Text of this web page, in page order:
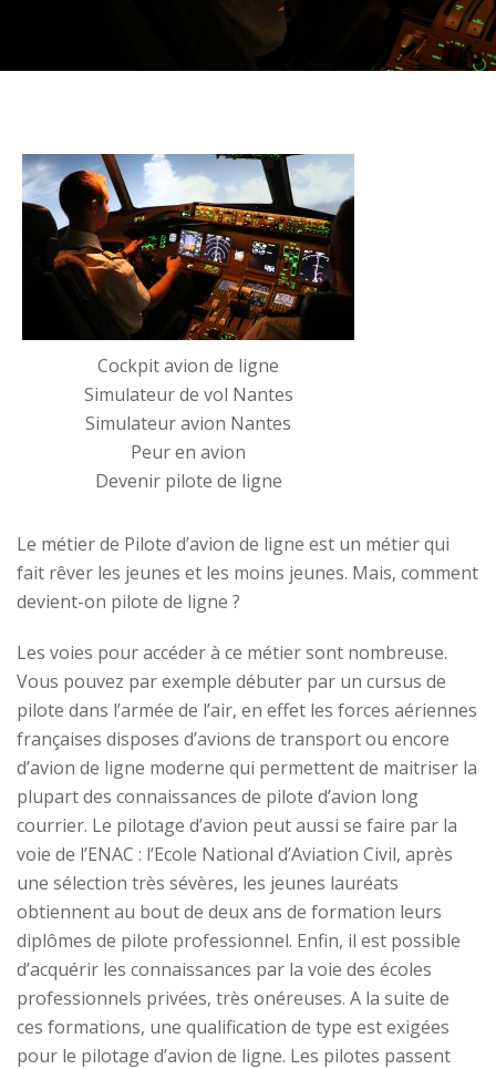
Cockpit avion de ligne
Simulateur de vol Nantes
Simulateur avion Nantes
Peur en avion
Devenir pilote de ligne
Le métier de Pilote d’avion de ligne est un métier qui
fait rêver les jeunes et les moins jeunes. Mais, comment
devient-on pilote de ligne ?
Les voies pour accéder à ce métier sont nombreuse.
Vous pouvez par exemple débuter par un cursus de
pilote dans l’armée de l’air, en effet les forces aériennes
françaises disposes d’avions de transport ou encore
d’avion de ligne moderne qui permettent de maitriser la
plupart des connaissances de pilote d’avion long
courrier. Le pilotage d’avion peut aussi se faire par la
voie de l’ENAC : l’Ecole National d’Aviation Civil, après
une sélection très sévères, les jeunes lauréats
obtiennent au bout de deux ans de formation leurs
diplômes de pilote professionnel. Enfin, il est possible
d’acquérir les connaissances par la voie des écoles
professionnels privées, très onéreuses. A la suite de
ces formations, une qualification de type est exigées
pour le pilotage d’avion de ligne. Les pilotes passent